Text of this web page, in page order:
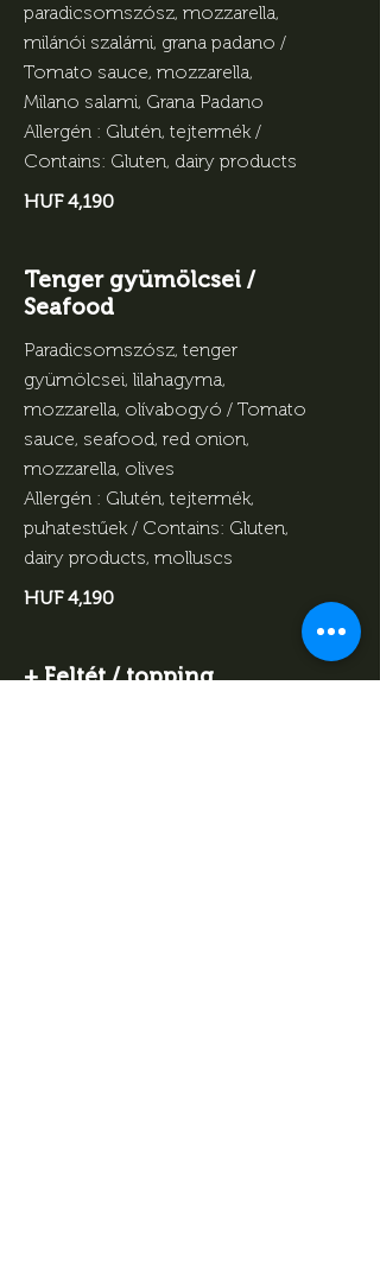
paradicsomszósz, mozzarella,
milánói szalámi, grana padano /
Tomato sauce, mozzarella,
Milano salami, Grana Padano
Allergén : Glutén, tejtermék /
Contains: Gluten, dairy products
HUF 4,190
Tenger gyümölcsei /
Seafood
Paradicsomszósz, tenger
gyümölcsei, lilahagyma,
mozzarella, olívabogyó / Tomato
sauce, seafood, red onion,
mozzarella, olives
Allergén : Glutén, tejtermék,
puhatestűek / Contains: Gluten,
dairy products, molluscs
HUF 4,190
+ Feltét / topping